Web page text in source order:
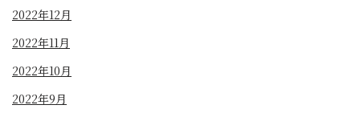
2022年12月
2022年11月
2022年10月
2022年9月